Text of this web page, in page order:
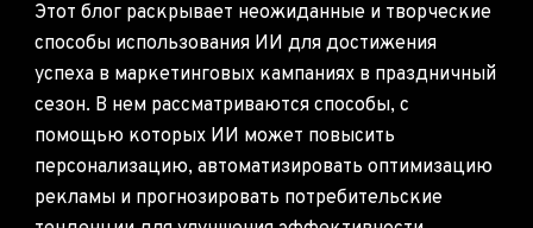
Этот блог раскрывает неожиданные и творческие
способы использования ИИ для достижения
успеха в маркетинговых кампаниях в праздничный
сезон. В нем рассматриваются способы, с
помощью которых ИИ может повысить
персонализацию, автоматизировать оптимизацию
рекламы и прогнозировать потребительские